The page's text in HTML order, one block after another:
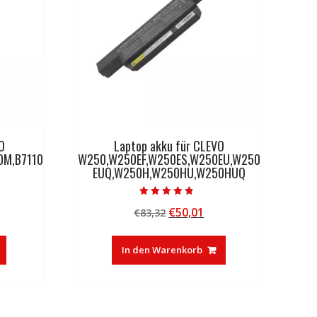
Laptop akku für CLEVO
W250,W250EF,W250ES,W250EU,W250
EUQ,W250H,W250HU,W250HUQ
4.50
von 5
€83,32 Ursprünglicher
war:
€83,32
€50,01
ist:
€50,01.
In den Warenkorb